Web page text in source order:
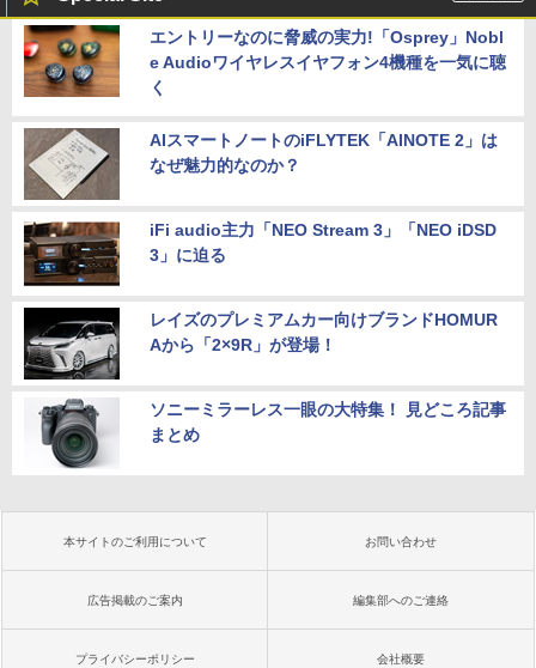
エントリーなのに脅威の実力!「Osprey」Nobl
e Audioワイヤレスイヤフォン4機種を一気に聴
く
AIスマートノートのiFLYTEK「AINOTE 2」は
なぜ魅力的なのか？
iFi audio主力「NEO Stream 3」「NEO iDSD
3」に迫る
レイズのプレミアムカー向けブランドHOMUR
Aから「2×9R」が登場！
ソニーミラーレス一眼の大特集！ 見どころ記事
まとめ
本サイトのご利用について お問い合わせ
広告掲載のご案内 編集部へのご連絡
プライバシーポリシー 会社概要